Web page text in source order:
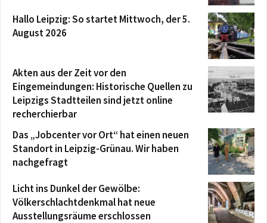
Hallo Leipzig: So startet Mittwoch, der 5.
August 2026
Akten aus der Zeit vor den
Eingemeindungen: Historische Quellen zu
Leipzigs Stadtteilen sind jetzt online
recherchierbar
Das „Jobcenter vor Ort“ hat einen neuen
Standort in Leipzig-Grünau. Wir haben
nachgefragt
Licht ins Dunkel der Gewölbe:
Völkerschlachtdenkmal hat neue
Ausstellungsräume erschlossen